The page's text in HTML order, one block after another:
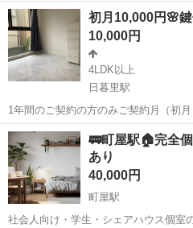
い方はおすすめです！ JR山手線 徒歩圏内 最寄り駅 JR三河島駅
徒歩3分の駅近！ 三河島駅より所要
分...
東京 荒川区 三河島駅 シェ
初月10,000円🌸
10,000円
4LDK以上
日暮里駅
1年間のご契約の方のみご契約月（初
一年となります。 最低居住期間内で
費の違約金がかかります。 翌月から通常のお家賃のお支払いになりま
す。 お家賃3700...
東京 荒川区 日暮里駅 シェ
🚃町屋駅🏠完全
あり
40,000円
町屋駅
社会人向け・学生・シェアハウス個室のご案内で